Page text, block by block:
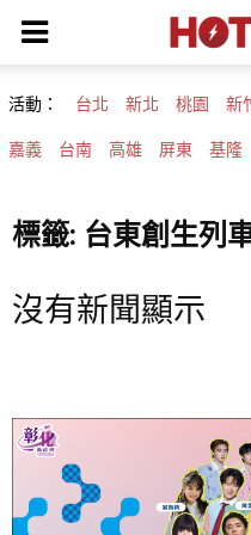
活動： 台北 新北 桃園 新
嘉義 台南 高雄 屏東 基隆
標籤: 台東創生列
沒有新聞顯示